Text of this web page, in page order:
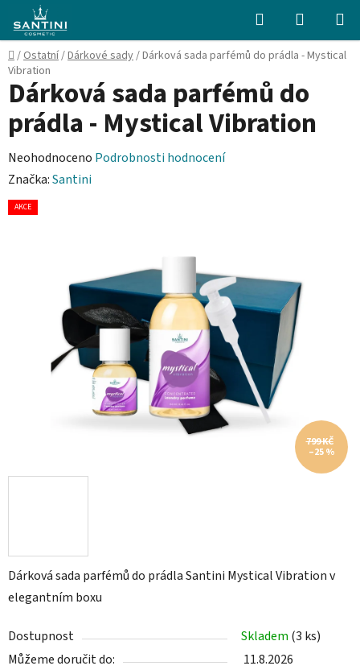
obsah
Hledat
KOŠÍK
Domů
/Ostatní/Dárkové sady/Dárková sada parfémů do prádla - Mystical
Vibration
Dárková sada parfémů do prádla Santini Mystical Vibration v
elegantním boxu
Dostupnost Skladem (3 ks)
Můžeme doručit do:
11.8.2026
Dárková sada parfémů do
prádla - Mystical Vibration
Průměrné
hodnocení
produktu
hvězdiček.
Neohodnoceno Podrobnosti hodnocení
Značka:Santini
AKCE
799 KČ
–25 %